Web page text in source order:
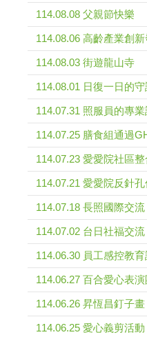
114.08.08 父親節快樂
114.08.06 高齡產業創
114.08.03 街遊龍山寺
114.08.01 日復一日的
114.07.31 照服員的專
114.07.25 膳食組通過
114.07.23 愛愛院社區
114.07.21 愛愛院反針孔
114.07.18 長照國際交流
114.07.02 台日社福交流
114.06.30 員工感控教育
114.06.27 百合愛心表
114.06.26 昇恆昌釘子畫
114.06.25 愛心義剪活動